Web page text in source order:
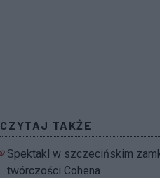
CZYTAJ TAKŻE
Spektakl w szczecińskim
twórczości Cohena